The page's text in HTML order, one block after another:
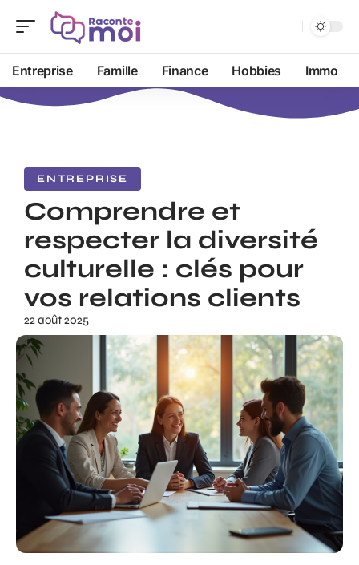
Entreprise Famille Finance Hobbies Immo
ENTREPRISE
Comprendre et
respecter la diversité
culturelle : clés pour
vos relations clients
22 août 2025